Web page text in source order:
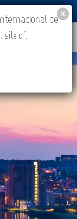
de:
site of: